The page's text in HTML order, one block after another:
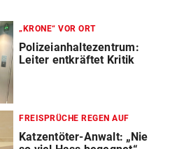
„KRONE“ VOR ORT
Polizeianhaltezentrum:
Leiter entkräftet Kritik
FREISPRÜCHE REGEN AUF
Katzentöter-Anwalt: „Nie